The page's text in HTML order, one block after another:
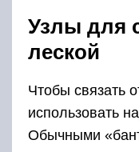
Узлы для
леской
Чтобы связать
использовать
Обычными